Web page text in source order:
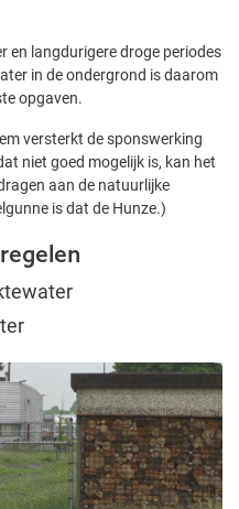
en langdurigere droge periodes
in de ondergrond is daarom
opgaven.
versterkt de sponswerking
niet goed mogelijk is, kan het
aan de natuurlijke
is dat de Hunze.)